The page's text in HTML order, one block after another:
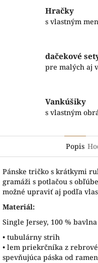
Hračky
s vlastným
dačekové
pre malých aj
Vankúšiky
s vlastným
Popis
Pánske tričko s krátkymi
gramáži s potlačou s
možné upraviť aj podľa
Materiál:
Single Jersey, 100 % bavlna
• tubulárny strih
• lem priekrčníka z
spevňujúca páska od